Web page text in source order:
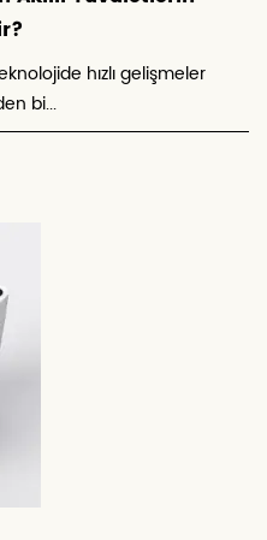
hızlı gelişmeler
bi...